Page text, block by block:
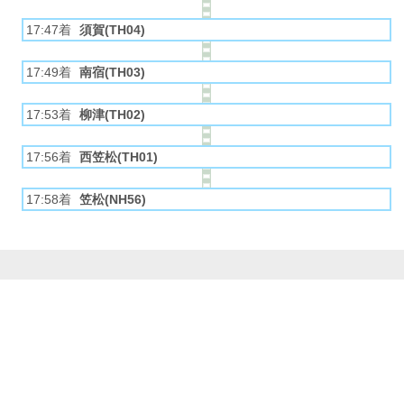
17:47着 須賀(TH04)
17:49着 南宿(TH03)
17:53着 柳津(TH02)
17:56着 西笠松(TH01)
17:58着 笠松(NH56)